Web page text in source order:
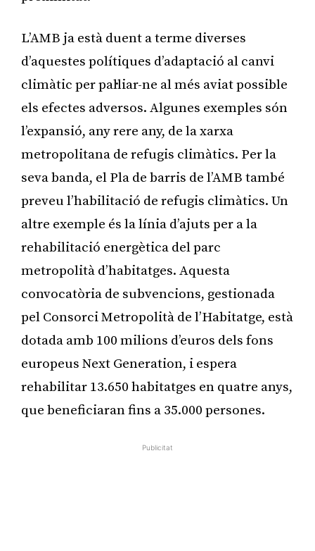
L’AMB ja està duent a terme diverses
d’aquestes polítiques d’adaptació al canvi
climàtic per pal·liar-ne al més aviat possible
els efectes adversos. Algunes exemples són
l’expansió, any rere any, de la xarxa
metropolitana de refugis climàtics. Per la
seva banda, el Pla de barris de l’AMB també
preveu l’habilitació de refugis climàtics. Un
altre exemple és la línia d’ajuts per a la
rehabilitació energètica del parc
metropolità d’habitatges. Aquesta
convocatòria de subvencions, gestionada
pel Consorci Metropolità de l’Habitatge, està
dotada amb 100 milions d’euros dels fons
europeus Next Generation, i espera
rehabilitar 13.650 habitatges en quatre anys,
que beneficiaran fins a 35.000 persones.
Publicitat